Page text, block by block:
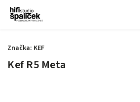
Kef R5 Meta
Značka: KEF